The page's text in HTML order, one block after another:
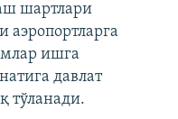
шартлари
ишга
давлат
тўланади.